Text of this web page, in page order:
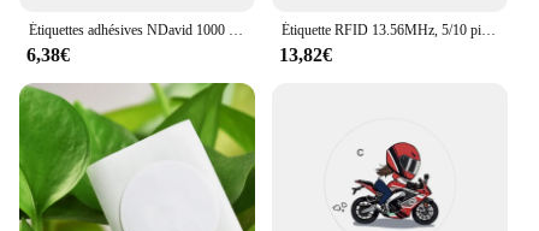
6,38€
Étiquette RFID 13.56MHz, 5/10 pièces, autocollant d'identification toxique, carte UID, nuits modifiables 0 ampa, réécriture pour NDavid, Android MCT, copie de clone
13,82€